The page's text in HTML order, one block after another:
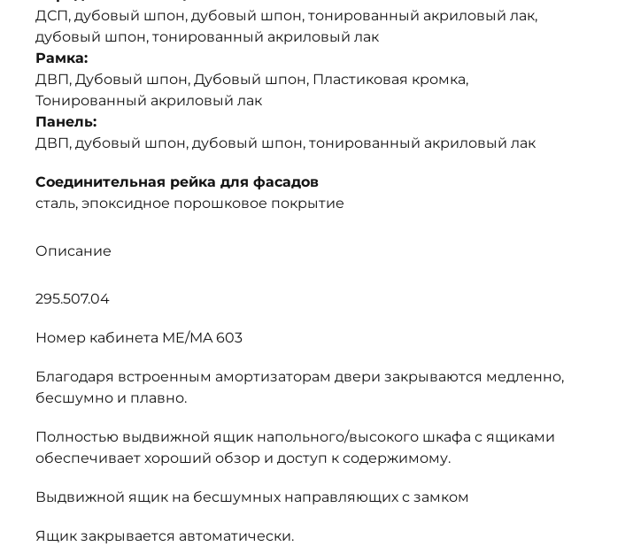
ДСП, дубовый шпон, дубовый шпон, тонированный акриловый лак,
дубовый шпон, тонированный акриловый лак
Рамка:
ДВП, Дубовый шпон, Дубовый шпон, Пластиковая кромка,
Тонированный акриловый лак
Панель:
ДВП, дубовый шпон, дубовый шпон, тонированный акриловый лак
Соединительная рейка для фасадов
сталь, эпоксидное порошковое покрытие
Описание
295.507.04
Номер кабинета ME/MA 603
Благодаря встроенным амортизаторам двери закрываются медленно,
бесшумно и плавно.
Полностью выдвижной ящик напольного/высокого шкафа с ящиками
обеспечивает хороший обзор и доступ к содержимому.
Выдвижной ящик на бесшумных направляющих с замком
Ящик закрывается автоматически.